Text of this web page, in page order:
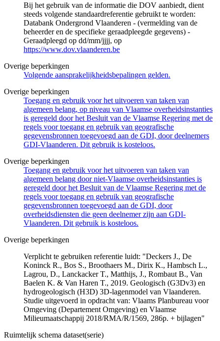
Bij het gebruik van de informatie die DOV aanbiedt, dient
steeds volgende standaardreferentie gebruikt te worden:
Databank Ondergrond Vlaanderen - (vermelding van de
beheerder en de specifieke geraadpleegde gegevens) -
Geraadpleegd op dd/mm/jjjj, op
https://www.dov.vlaanderen.be
Overige beperkingen
Volgende aansprakelijkheidsbepalingen gelden.
Overige beperkingen
Toegang en gebruik voor het uitvoeren van taken van
algemeen belang, op niveau van Vlaamse overheidsinstanties
is geregeld door het Besluit van de Vlaamse Regering met de
regels voor toegang en gebruik van geografische
gegevensbronnen toegevoegd aan de GDI, door deelnemers
GDI-Vlaanderen. Dit gebruik is kosteloos.
Overige beperkingen
Toegang en gebruik voor het uitvoeren van taken van
algemeen belang door niet-Vlaamse overheidsinstanties is
geregeld door het Besluit van de Vlaamse Regering met de
regels voor toegang en gebruik van geografische
gegevensbronnen toegevoegd aan de GDI, door
overheidsdiensten die geen deelnemer zijn aan GDI-
Vlaanderen. Dit gebruik is kosteloos.
Overige beperkingen
Verplicht te gebruiken referentie luidt: "Deckers J., De
Koninck R., Bos S., Broothaers M., Dirix K., Hambsch L.,
Lagrou, D., Lanckacker T., Matthijs, J., Rombaut B., Van
Baelen K. & Van Haren T., 2019. Geologisch (G3Dv3) en
hydrogeologisch (H3D) 3D-lagenmodel van Vlaanderen.
Studie uitgevoerd in opdracht van: Vlaams Planbureau voor
Omgeving (Departement Omgeving) en Vlaamse
Milieumaatschappij 2018/RMA/R/1569, 286p. + bijlagen"
Ruimtelijk schema dataset(serie)